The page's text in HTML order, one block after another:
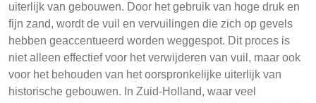
uiterlijk van gebouwen. Door het gebruik van hoge druk en
fijn zand, wordt de vuil en vervuilingen die zich op gevels
hebben geaccentueerd worden weggespot. Dit proces is
niet alleen effectief voor het verwijderen van vuil, maar ook
voor het behouden van het oorspronkelijke uiterlijk van
historische gebouwen. In Zuid-Holland, waar veel